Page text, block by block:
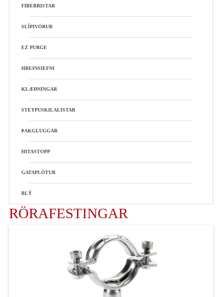
FIBERRISTAR
SLÍPIVÖRUR
EZ PURGE
HREINSIEFNI
KLÆÐNINGAR
STEYPUSKILALISTAR
ÞAKGLUGGAR
HITASTOPP
GATAPLÖTUR
BLÝ
RÖRAFESTINGAR